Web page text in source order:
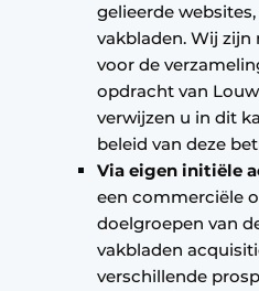
gelieerde
vakbladen. Wij
voor de
opdracht van
verwijzen u in dit
beleid van deze
Via eigen initiële
een commerciële
doelgroepen van
vakbladen
verschillende